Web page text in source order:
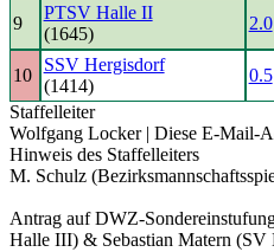
9
PTSV Halle II
(1645)
2.0
10
SSV Hergisdorf
(1414)
0.5
Staffelleiter
Wolfgang Locker | Diese E-Mail-
Hinweis des Staffelleiters
M. Schulz
Antrag auf DWZ-
Halle III) & Sebastian Matern (SV